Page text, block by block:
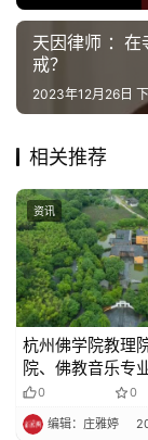
乐
菩
提
题
公
益
慈
善
佛
教
人
物
天因律师 ：在
戒？
2023年12月26日
相关推荐
资讯
杭州佛学院教理
院、佛教音乐专
生简章
0 0
编辑：庄雅婷